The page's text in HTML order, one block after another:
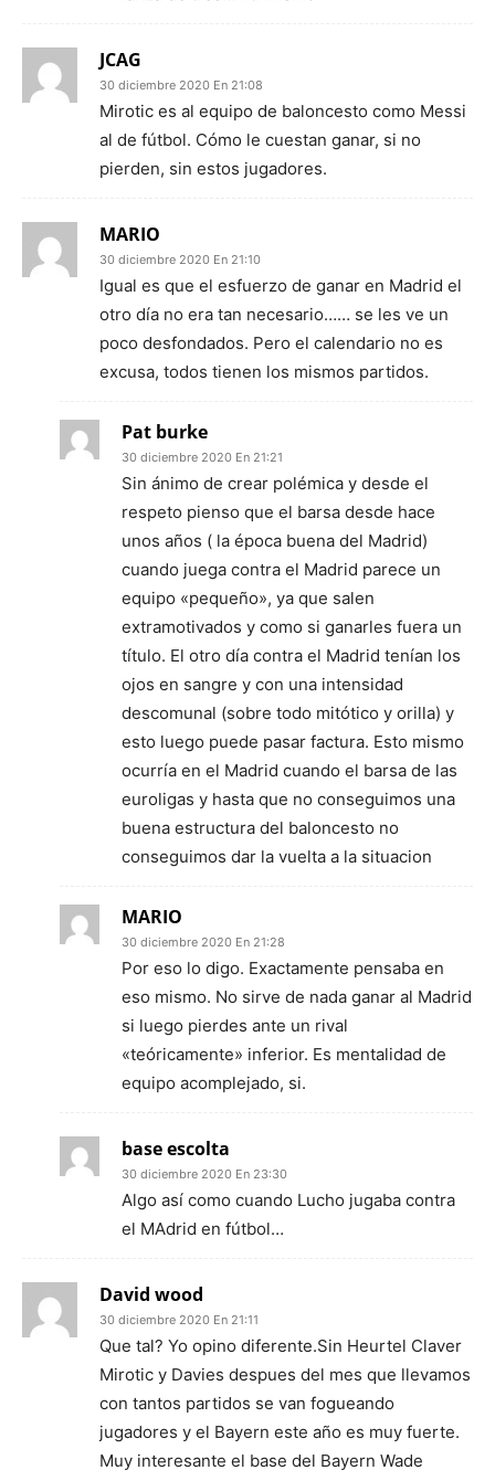
JCAG
30 diciembre 2020 En 21:08
Mirotic es al equipo de baloncesto como Messi
al de fútbol. Cómo le cuestan ganar, si no
pierden, sin estos jugadores.
MARIO
30 diciembre 2020 En 21:10
Igual es que el esfuerzo de ganar en Madrid el
otro día no era tan necesario…… se les ve un
poco desfondados. Pero el calendario no es
excusa, todos tienen los mismos partidos.
Pat burke
30 diciembre 2020 En 21:21
Sin ánimo de crear polémica y desde el
respeto pienso que el barsa desde hace
unos años ( la época buena del Madrid)
cuando juega contra el Madrid parece un
equipo «pequeño», ya que salen
extramotivados y como si ganarles fuera un
título. El otro día contra el Madrid tenían los
ojos en sangre y con una intensidad
descomunal (sobre todo mitótico y orilla) y
esto luego puede pasar factura. Esto mismo
ocurría en el Madrid cuando el barsa de las
euroligas y hasta que no conseguimos una
buena estructura del baloncesto no
conseguimos dar la vuelta a la situacion
MARIO
30 diciembre 2020 En 21:28
Por eso lo digo. Exactamente pensaba en
eso mismo. No sirve de nada ganar al Madrid
si luego pierdes ante un rival
«teóricamente» inferior. Es mentalidad de
equipo acomplejado, si.
base escolta
30 diciembre 2020 En 23:30
Algo así como cuando Lucho jugaba contra
el MAdrid en fútbol…
David wood
30 diciembre 2020 En 21:11
Que tal? Yo opino diferente.Sin Heurtel Claver
Mirotic y Davies despues del mes que llevamos
con tantos partidos se van fogueando
jugadores y el Bayern este año es muy fuerte.
Muy interesante el base del Bayern Wade